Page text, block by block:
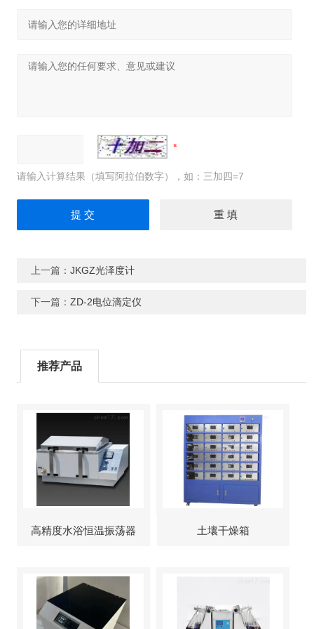
请输入计算结果（填写阿拉伯数字），如：三加四=7
上一篇： JKGZ光泽度计
下一篇： ZD-2电位滴定仪
推荐产品
高精度水浴恒温振荡器 土壤干燥箱